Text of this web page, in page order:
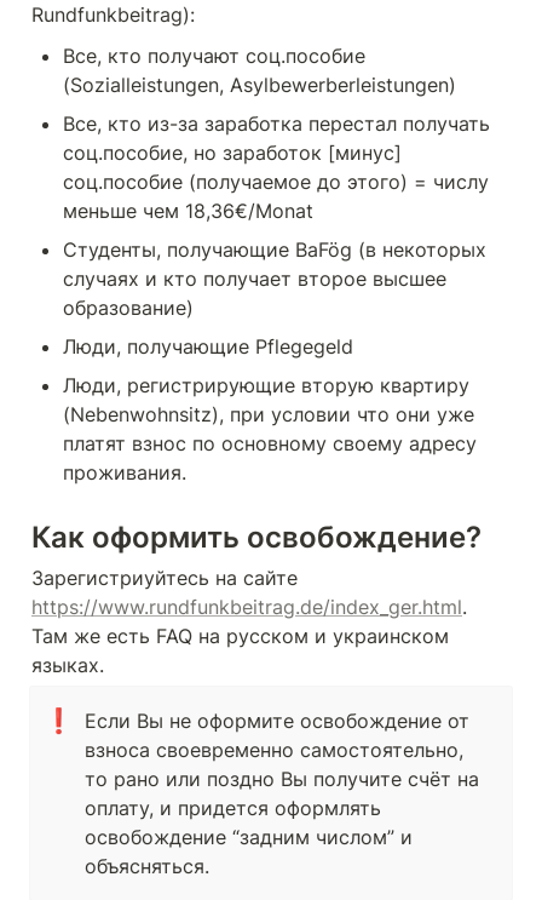
Rundfunkbeitrag):
Все, кто получают соц.пособие
(Sozialleistungen, Asylbewerberleistungen)
Все, кто из-за заработка перестал получать
соц.пособие, но заработок [минус]
соц.пособие (получаемое до этого) = числу
меньше чем 18,36€/Monat
Студенты, получающие BaFög (в некоторых
случаях и кто получает второе высшее
образование)
Люди, получающие Pflegegeld
Люди, регистрирующие вторую квартиру
(Nebenwohnsitz), при условии что они уже
платят взнос по основному своему адресу
проживания.
Как оформить освобождение?
https://www.rundfunkbeitrag.de/index_ger.html.
Там же есть FAQ на русском и украинском
языках.
❗
Если Вы не оформите освобождение от
взноса своевременно самостоятельно,
то рано или поздно Вы получите счёт на
оплату, и придется оформлять
освобождение “задним числом” и
объясняться.